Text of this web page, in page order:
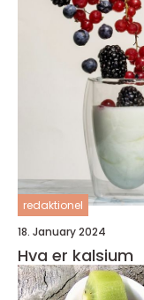
redaktionel
18. January 2024
Hva er kalsium